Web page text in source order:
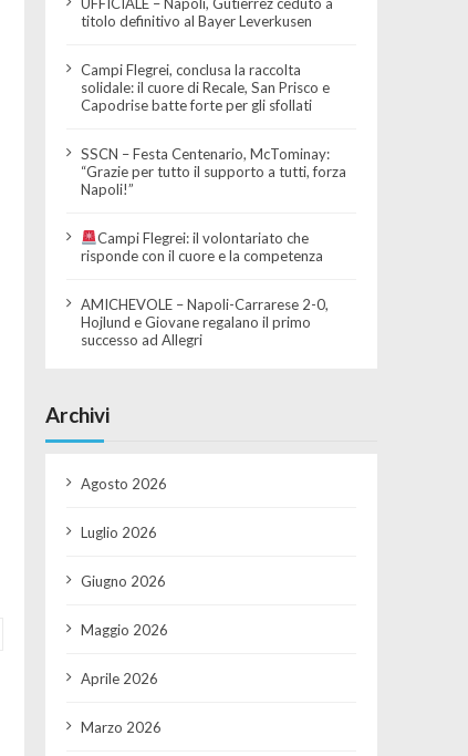
titolo definitivo al Bayer Leverkusen
Campi Flegrei, conclusa la raccolta
solidale: il cuore di Recale, San Prisco e
Capodrise batte forte per gli sfollati
SSCN – Festa Centenario, McTominay:
“Grazie per tutto il supporto a tutti, forza
Napoli!”
Campi Flegrei: il volontariato che
risponde con il cuore e la competenza
AMICHEVOLE – Napoli-Carrarese 2-0,
Hojlund e Giovane regalano il primo
successo ad Allegri
Archivi
Agosto 2026
Luglio 2026
Giugno 2026
Maggio 2026
Aprile 2026
Marzo 2026